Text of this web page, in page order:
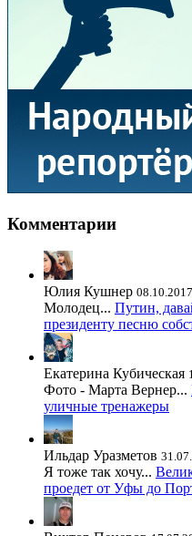
Комментарии
Юлия Кушнер 08.10.2017
Молодец... Путин,
президенту песню
Екатерина Кубическая
Фото - Марта Вернер...
уличные тренажеры
Ильдар Уразметов
Я тоже так хочу...
проедет от Уфы до